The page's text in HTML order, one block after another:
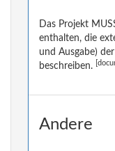
Das Projekt
enthalten, die
und Ausgabe)
beschreiben.
Andere